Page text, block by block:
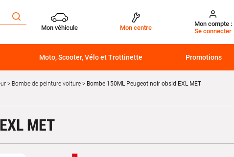
Mon véhicule Mon centre
Mon compte :
Se connecter
Moto, Scooter, Vélo et Trottinette Promotions
Bombe de peinture voiture Bombe 150ML Peugeot noir obsid EXL MET
MET